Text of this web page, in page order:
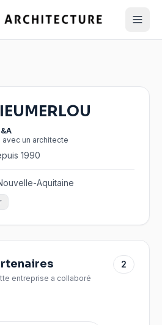
avec un architecte
1990
Aquitaine
entreprise a collaboré
2